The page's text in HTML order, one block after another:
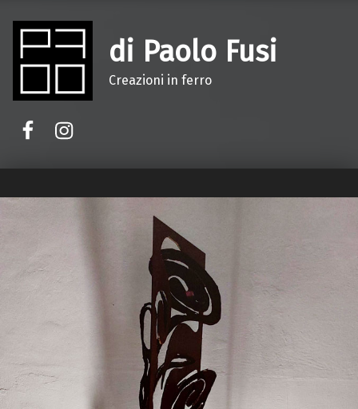
di Paolo Fusi
Creazioni in ferro